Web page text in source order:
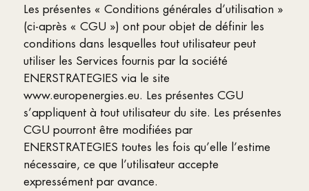
Les présentes « Conditions générales d’utilisation »
(ci-après « CGU ») ont pour objet de définir les
conditions dans lesquelles tout utilisateur peut
utiliser les Services fournis par la société
ENERSTRATEGIES via le site
www.europenergies.eu. Les présentes CGU
s’appliquent à tout utilisateur du site. Les présentes
CGU pourront être modifiées par
ENERSTRATEGIES toutes les fois qu’elle l’estime
nécessaire, ce que l’utilisateur accepte
expressément par avance.